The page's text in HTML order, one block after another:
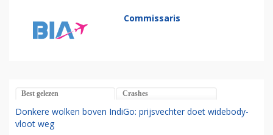
Commissaris
Best gelezen Crashes
Donkere wolken boven IndiGo: prijsvechter doet widebody-
vloot weg